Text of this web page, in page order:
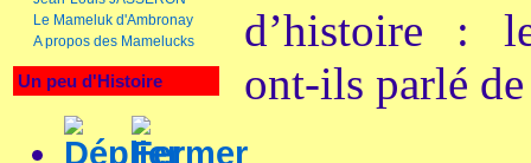
Le Mameluk d'Ambronay
A propos des Mamelucks
Un peu d'Histoire
d’histoire :
ont-ils parlé